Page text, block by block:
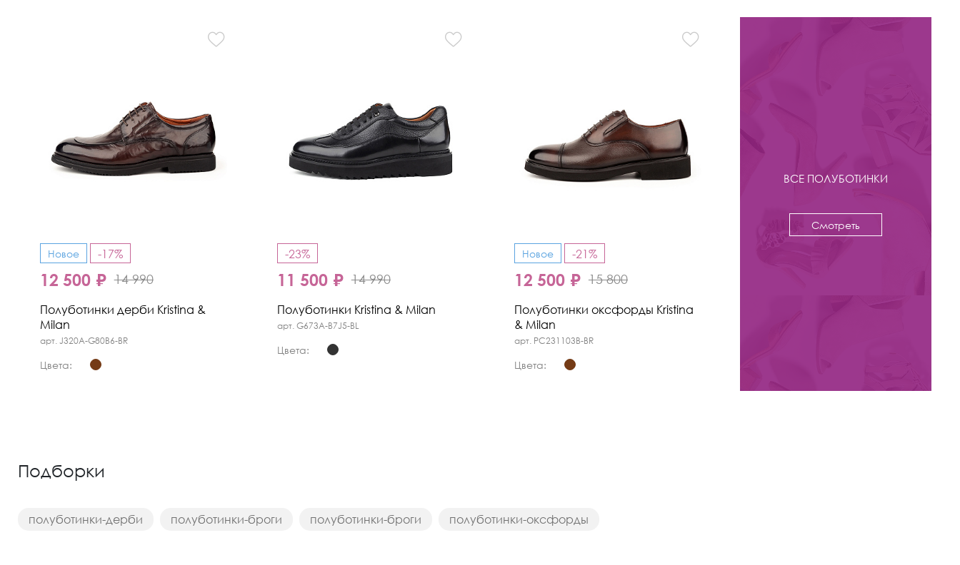
Новое -17%
12 500 ₽ 14 990
Полуботинки дерби Kristina &
Milan
арт. J320A-G80B6-BR
Цвета:
-23%
11 500 ₽ 14 990
Полуботинки Kristina & Milan
арт. G673A-B7J5-BL
Цвета:
Новое -21%
12 500 ₽ 15 800
Полуботинки оксфорды Kristina
& Milan
арт. PC231103B-BR
Цвета:
ВСЕ ПОЛУБОТИНКИ
Смотреть
Подборки
полуботинки-дерби полуботинки-броги полуботинки-броги полуботинки-оксфорды